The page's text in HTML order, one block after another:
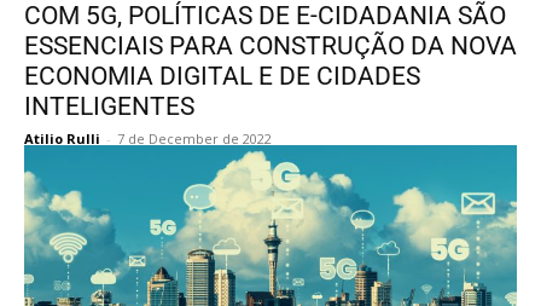
COM 5G, POLÍTICAS DE E-CIDADANIA SÃO
ESSENCIAIS PARA CONSTRUÇÃO DA NOVA
ECONOMIA DIGITAL E DE CIDADES
INTELIGENTES
Atilio Rulli - 7 de December de 2022